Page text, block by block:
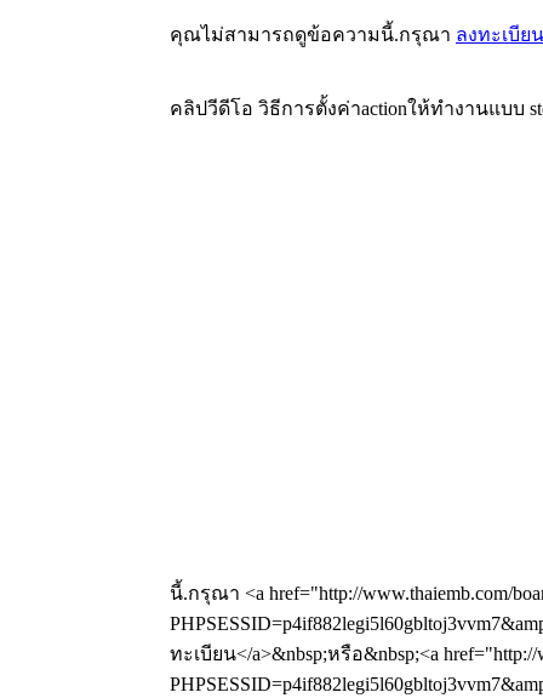
คุณไม่สามารถดูข้อความนี้.กรุณา ลงทะเบียน
คลิปวีดีโอ วิธีการตั้งค่าactionให้ทำงานแบบ
นี้.กรุณา <a href="http://www.thaiemb.com/
ทะเบียน</a>&nbsp;หรือ&nbsp;<a href="http://